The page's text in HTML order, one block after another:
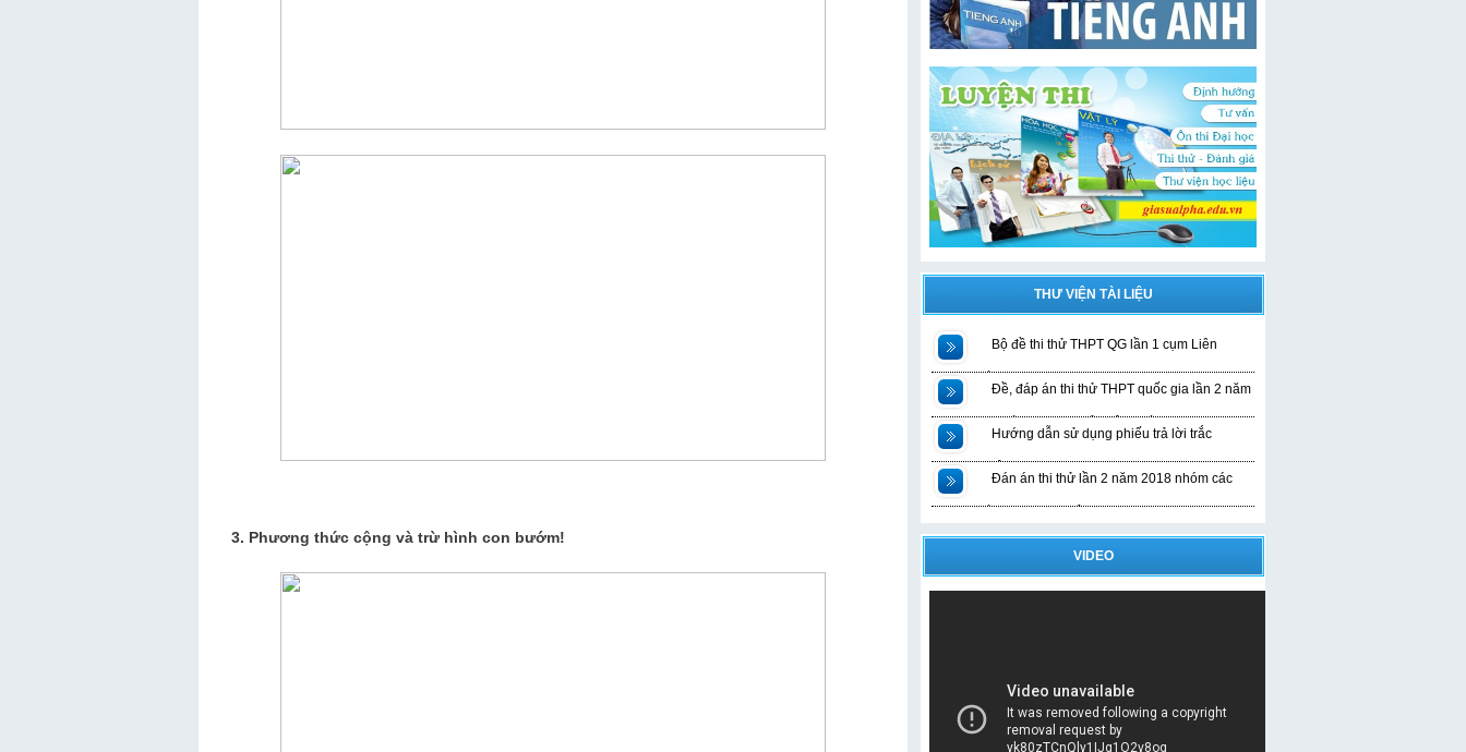
3. Phương thức cộng và trừ hình con bướm!
THƯ VIỆN TÀI LIỆU
Bộ đề thi thử THPT QG lần 1 cụm Liên
trường
Đề, đáp án thi thử THPT quốc gia lần 2 năm
2019 bài thi KHTN của liên trường
Hướng dẫn sử dụng phiếu trả lời trắc
nghiệm
Đán án thi thử lần 2 năm 2018 nhóm các
trường THPT Nghệ An
VIDEO